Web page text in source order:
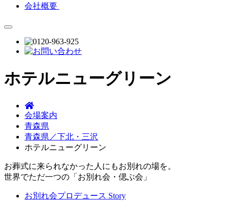
会社概要
ホテルニューグリーン
会場案内
青森県
青森県／下北・三沢
ホテルニューグリーン
お葬式に来られなかった人にもお別れの場を。
世界でただ一つの「お別れ会・偲ぶ会」
お別れ会プロデュース Story